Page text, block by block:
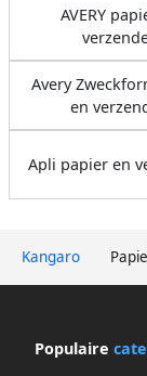
Kangaro
AVERY
Avery
en
Apli papier en
Populaire